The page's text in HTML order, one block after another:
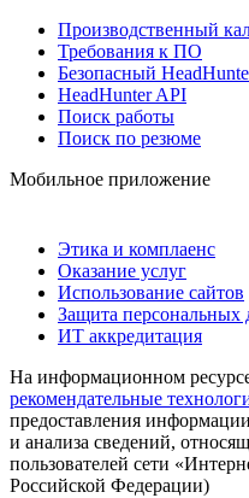
Производственный
Требования к ПО
Безопасный
HeadHunter API
Поиск работы
Поиск по резюме
Мобильное приложение
Этика и комплаенс
Оказание услуг
Использование сайтов
Защита персональных
ИТ аккредитация
На информационном
рекомендательные
предоставления
и анализа сведений,
пользователей сети
Российской Федерации)